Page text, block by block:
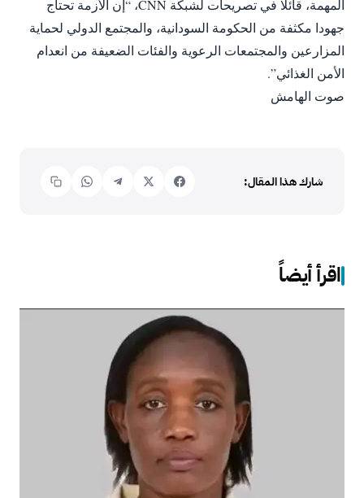
المهمة، قائلا في تصريحات لشبكة CNN، “إن الأزمة تحتاج
جهودا مكثفة من الحكومة السودانية، والمجتمع الدولي لحماية
المزارعين والمجتمعات الرعوية والفئات الضعيفة من انعدام
الأمن الغذائي”.
صوت الهامش
شارك هذا المقال:
اقرأ أيضاً